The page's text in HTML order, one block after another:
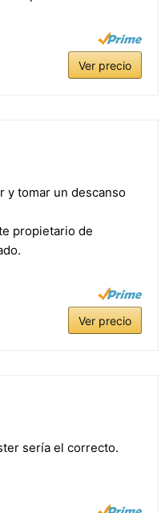
Ver precio
y tomar un descanso
propietario de
Ver precio
sería el correcto.